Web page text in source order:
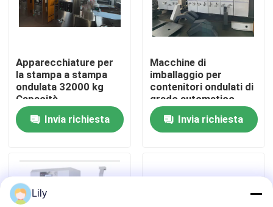
Giro della fabbrica
Contattici
Notizie
Casi
stampatrice del cartone
Apparecchiature per
la stampa a stampa
ondulata 32000 kg
Capacità
Invia richiesta
Macchine di
imballaggio per
contenitori ondulati di
grado automatico
Invia richiesta
Lily